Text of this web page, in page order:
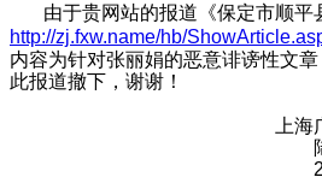
由于贵网站的报道《保定市顺平
http://zj.fxw.name/hb/
内容为针对张丽娟的恶意诽谤性文
此报道撤下，谢谢！
上海广和律师
陆品昆
2014年9